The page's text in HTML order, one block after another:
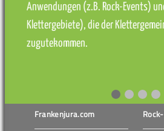
Anwendungen (z.B. Rock-Events)
Klettergebiete), die der
zugutekommen.
Frankenjura.com